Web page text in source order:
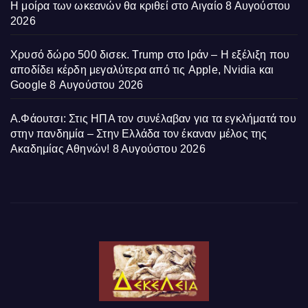
Η μοίρα των ωκεανών θα κριθεί στο Αιγαίο 8 Αυγούστου
2026
Χρυσό δώρο 500 δισεκ. Trump στο Ιράν – Η εξέλιξη που
αποδίδει κέρδη μεγαλύτερα από τις Apple, Nvidia και
Google 8 Αυγούστου 2026
Α.Φάουτσι: Στις ΗΠΑ τον συνέλαβαν για τα εγκλήματά του
στην πανδημία – Στην Ελλάδα τον έκαναν μέλος της
Ακαδημίας Αθηνών! 8 Αυγούστου 2026